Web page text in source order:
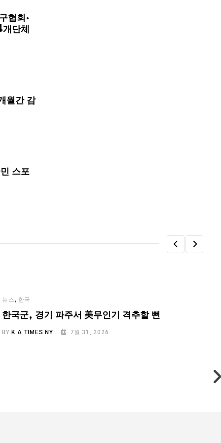
협회·
단체
월간 감
스포
뉴스, 한국
한국군, 경기 파주서 美무인기 격추할 뻔
BYK.A TIMES NY 7월 31, 2026